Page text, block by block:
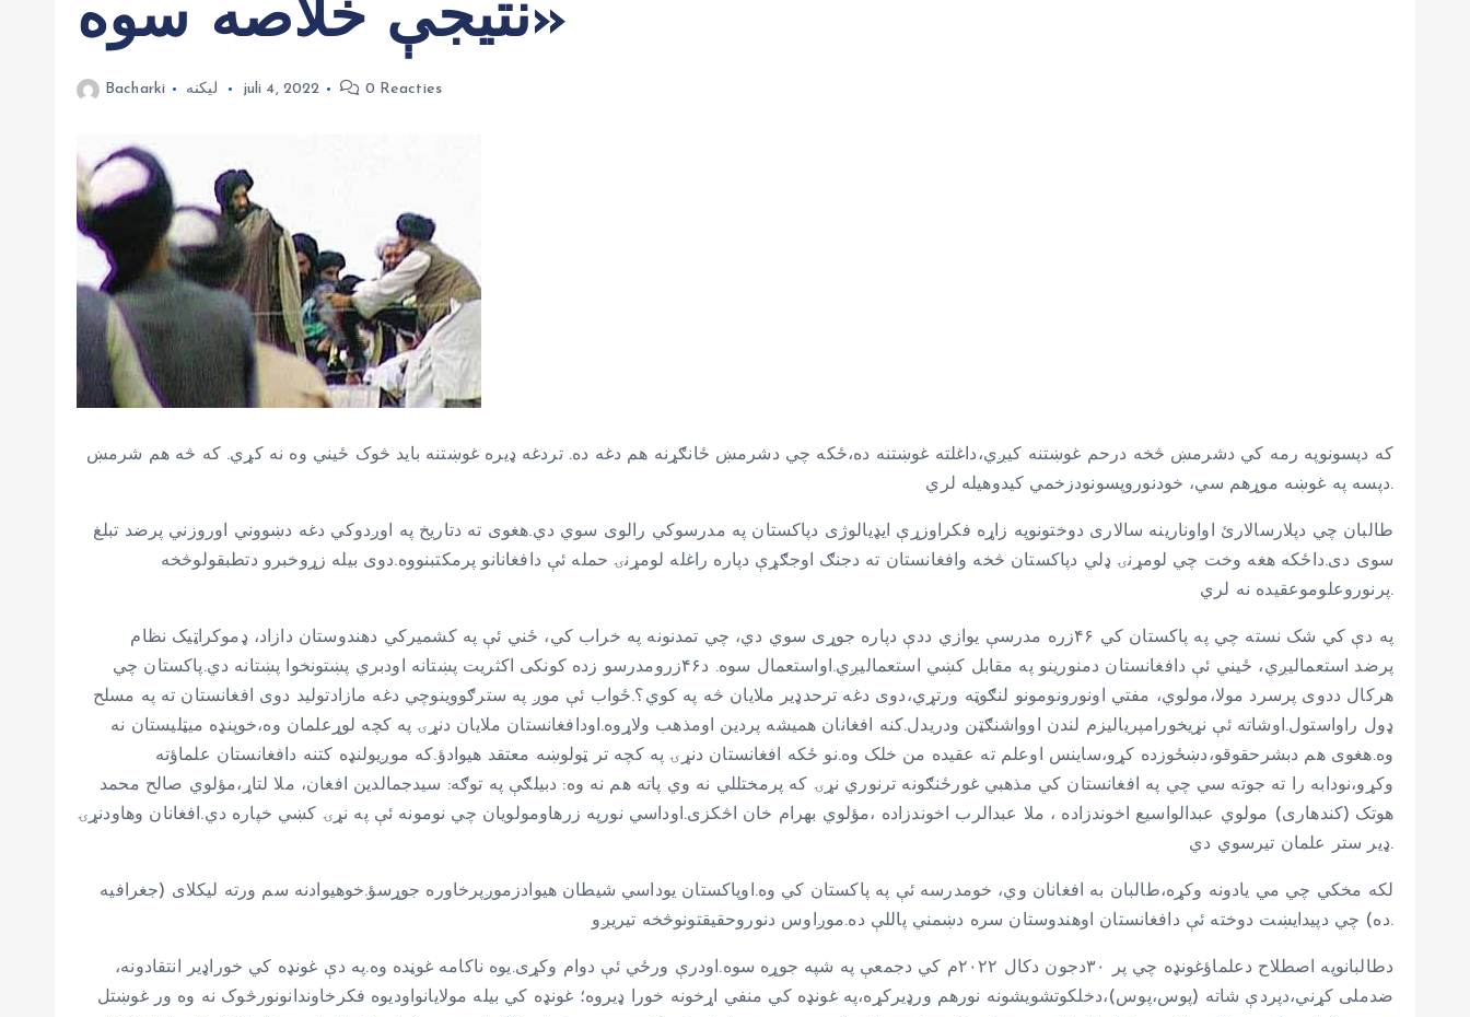
نتیجې خلاصه سوه»
Bacharki لیکنه juli 4, 2022 0 Reacties
که دپسونوپه رمه کي دشرمښ څخه درحم غوښتنه کیږي،داغلته غوښتنه ده،ځکه چي دشرمښ ځانګړنه هم دغه ده. تردغه ډیره غوښتنه باید څوک ځیني وه نه کړي. که څه هم شرمښ
دپسه په غوښه موړهم سي، خودنوروپسونودزخمي کیدوهیله لري.
طالبان چي دپلارسالارئ اواونارینه سالاری دوختونوپه زاړه فکراوزړې ایډیالوژی دپاکستان په مدرسوکي رالوی سوي دي.هغوی ته دتاریخ په اوږدوکي دغه دښووني اوروزني پرضد تبلغ
سوی دی.داځکه هغه وخت چي لومړنۍ ډلي دپاکستان څخه وافغانستان ته دجنګ اوجګړې دپاره راغله لومړنۍ حمله ئې دافغانانو پرمکتبنووه.دوی بیله زړوخبرو دتطبقولوڅخه
پرنوروعلوموعقیده نه لري.
پرضد استعمالیږي، ځیني ئې دافغانستان دمنورینو په مقابل کښي استعمالیږي.اواستعمال سوه. د۴۶زرومدرسو زده کونکی اکثریت پښتانه اودبري پښتونخوا پښتانه دي.پاکستان چي
هرکال ددوی پرسرد مولا،مولوي، مفتي اونورونومونو لنګوټه ورتړي،دوی دغه ترحدډیر ملایان څه په کوي؟.ځواب ئې موږ په سترګووینوچي دغه مازادتولید دوی افغانستان ته په مسلح
ډول راواستول.اوشاته ئې نړیخورامپریالیزم لندن اوواشنګټن ودریدل.کنه افغانان همیشه پردین اومذهب ولاړوه.اودافغانستان ملایان دنړۍ په کچه لوړعلمان وه،خوپنډه میټلیستان نه
وه.هغوی هم دبشرحقوقو،دښځوزده کړو،ساینس اوعلم ته عقیده من خلک وه.نو ځکه افغانستان دنړۍ په کچه تر ټولوښه معتقد هیوادؤ.که موږیولنډه کتنه دافغانستان علماؤته
وکړو،نودابه را ته جوته سي چي په افغانستان کي مذهبي غورځنګونه ترنوري نړۍ که پرمختللي نه وي پاته هم نه وه: دبیلګې په توګه: سیدجمالدین افغان، ملا لتاړ،مؤلوي صالح محمد
هوتک (کندهاری) مولوي عبدالواسیع اخوندزاده ، ملا عبدالرب اخوندزاده ،مؤلوي بهرام خان اڅکزی.اوداسي نورپه زرهاومولویان چي نومونه ئې په نړۍ کښي خپاره دي.افغانان وهاودنړۍ
ډیر ستر علمان تیرسوي دي.
لکه مخکي چي مي یادونه وکړه،طالبان به افغانان وي، خومدرسه ئې په پاکستان کي وه.اوپاکستان یوداسي شیطان هیوادزموږپرخاوره جوړسؤ.خوهیوادنه سم ورته لیکلای (جغرافیه
ده) چي دپيدایښت دوخته ئې دافغانستان اوهندوستان سره دښمني پاللې ده.موږاوس دنوروحقیقتونوڅخه تیریږو.
دطالبانوپه اصطلاح دعلماؤغونډه چي پر ۳۰دجون دکال ۲۰۲۲م کي دجمعې په شپه جوړه سوه.اودرې ورځي ئې دوام وکړی.یوه ناکامه غوڼده وه.په دې غونډه کي خوراډیر انتقادونه،
ضدملی کړني،دپردې شاته (پوس،پوس)،دخلکوتشویشونه نورهم ورډیرکړه،په غونډه کي منفي اړخونه خورا ډیروه؛ غونډه کي بیله مولایانواودیوه فکرخاوندانونورڅوک نه وه ور غوښتل